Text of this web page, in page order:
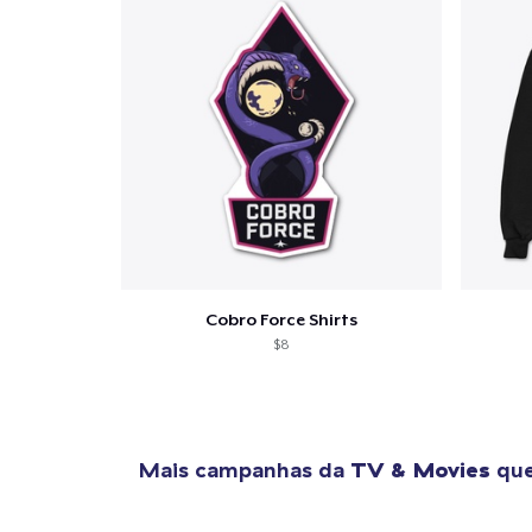
Cobro Force Shirts
$8
Mais campanhas da TV & Movies